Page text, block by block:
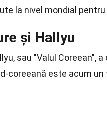
la nivel mondial
și Hallyu
sau "Valul Coreean",
coreeană este acum un